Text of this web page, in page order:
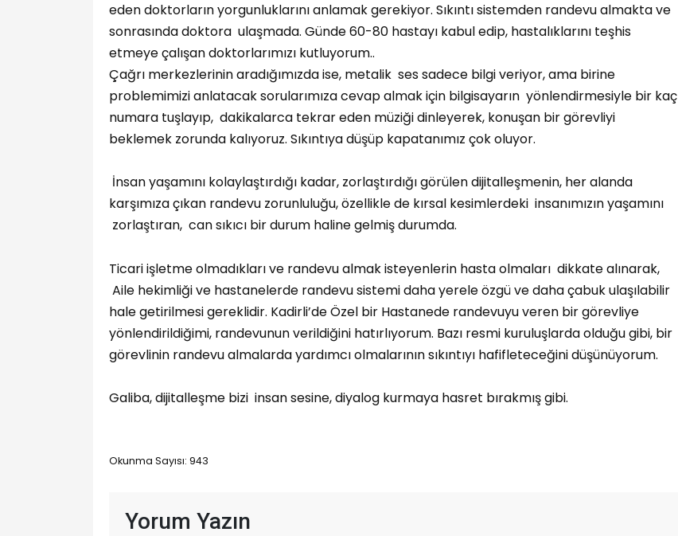
eden doktorların yorgunluklarını anlamak gerekiyor. Sıkıntı sistemden randevu almakta ve
sonrasında doktora ulaşmada. Günde 60-80 hastayı kabul edip, hastalıklarını teşhis
etmeye çalışan doktorlarımızı kutluyorum..
Çağrı merkezlerinin aradığımızda ise, metalik ses sadece bilgi veriyor, ama birine
problemimizi anlatacak sorularımıza cevap almak için bilgisayarın yönlendirmesiyle bir kaç
numara tuşlayıp, dakikalarca tekrar eden müziği dinleyerek, konuşan bir görevliyi
beklemek zorunda kalıyoruz. Sıkıntıya düşüp kapatanımız çok oluyor.
İnsan yaşamını kolaylaştırdığı kadar, zorlaştırdığı görülen dijitalleşmenin, her alanda
karşımıza çıkan randevu zorunluluğu, özellikle de kırsal kesimlerdeki insanımızın yaşamını
zorlaştıran, can sıkıcı bir durum haline gelmiş durumda.
Ticari işletme olmadıkları ve randevu almak isteyenlerin hasta olmaları dikkate alınarak,
Aile hekimliği ve hastanelerde randevu sistemi daha yerele özgü ve daha çabuk ulaşılabilir
hale getirilmesi gereklidir. Kadirli’de Özel bir Hastanede randevuyu veren bir görevliye
yönlendirildiğimi, randevunun verildiğini hatırlıyorum. Bazı resmi kuruluşlarda olduğu gibi, bir
görevlinin randevu almalarda yardımcı olmalarının sıkıntıyı hafifleteceğini düşünüyorum.
Galiba, dijitalleşme bizi insan sesine, diyalog kurmaya hasret bırakmış gibi.
Okunma Sayısı: 943
Yorum Yazın